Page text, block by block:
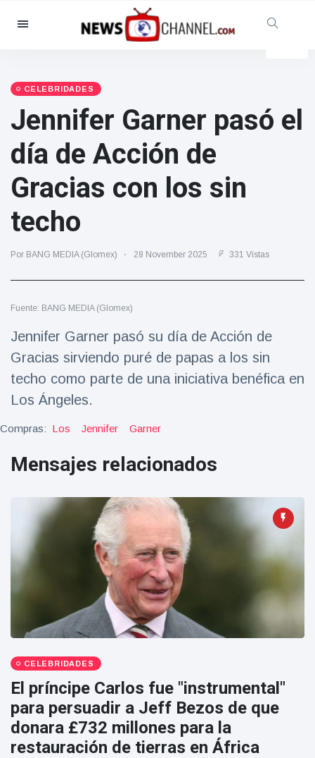
Categorías
Social y Diversión
Cine y TV
(81)
Celebridades
(13938)
Moda y Belleza
(122)
Comida y bebida
Juegos
(160)
(121)
Salud y forma física
(73)
Viajes y Aventura
(77)
Últimas noticias
in English |
07/10/2025
Halloween -
31 de
octubre!
8 May
7432
Vistas
Großmutter
feiert ihren
99.
Geburtstag
und tanzt
zu
Mariachi-
Band
8 May
1133
Vistas
CELEBRIDADES
Jennifer Garner pasó el
día de Acción de
Gracias con los sin
techo
Por BANG MEDIA (Glomex) 28 November 2025 331 Vistas
Fuente: BANG MEDIA (Glomex)
Jennifer Garner pasó su día de Acción de
Gracias sirviendo puré de papas a los sin
techo como parte de una iniciativa benéfica en
Los Ángeles.
Compras: Los Jennifer Garner
Mensajes relacionados
CELEBRIDADES
El príncipe Carlos fue "instrumental"
para persuadir a Jeff Bezos de que
donara £732 millones para la
restauración de tierras en África